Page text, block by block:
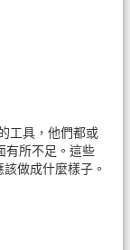
工具，他們都或
有所不足。這些
做成什麼樣子。